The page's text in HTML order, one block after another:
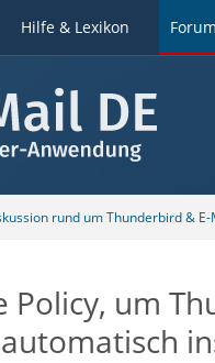
Hilfe & Lexikon Forum
rund um Thunderbird & E-
Policy, um